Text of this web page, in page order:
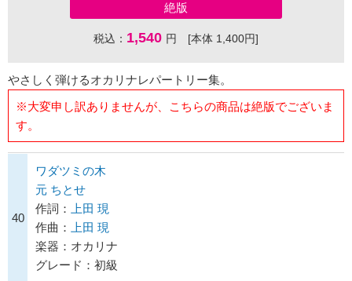
絶版
税込： 1,540 円 [本体 1,400円]
やさしく弾けるオカリナレパートリー集。
※大変申し訳ありませんが、こちらの商品は絶版でございま
す。
40
ワダツミの木
元 ちとせ
作詞：
上田 現
作曲：
上田 現
楽器：オカリナ
グレード：初級